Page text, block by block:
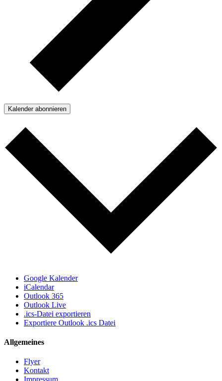
Kalender abonnieren
Google Kalender
iCalendar
Outlook 365
Outlook Live
.ics-Datei exportieren
Exportiere Outlook .ics Datei
Allgemeines
Flyer
Kontakt